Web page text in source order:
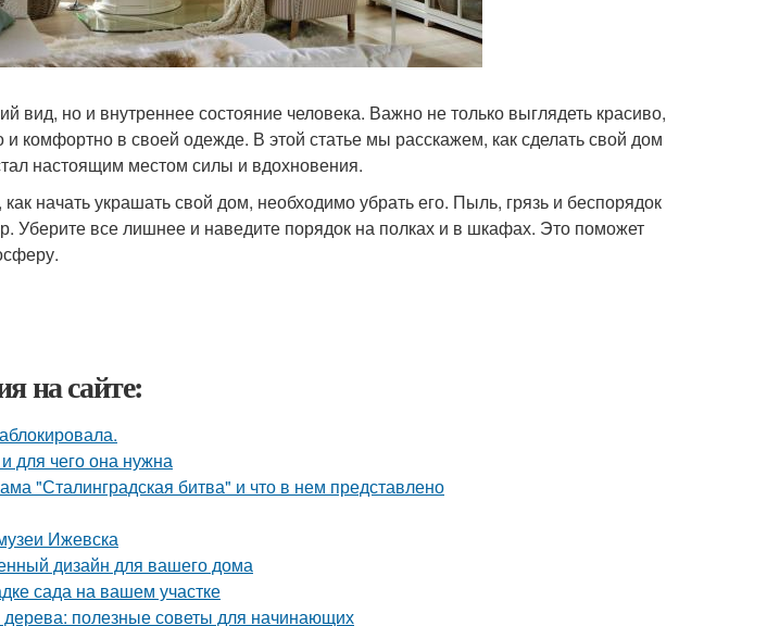
вид, но и внутреннее состояние человека. Важно не только выглядеть красиво,
и комфортно в своей одежде. В этой статье мы расскажем, как сделать свой дом
настоящим местом силы и вдохновения.
начать украшать свой дом, необходимо убрать его. Пыль, грязь и беспорядок
Уберите все лишнее и наведите порядок на полках и в шкафах. Это поможет
на сайте:
для чего она нужна
"Сталинградская битва" и что в нем представлено
Ижевска
дизайн для вашего дома
сада на вашем участке
дерева: полезные советы для начинающих